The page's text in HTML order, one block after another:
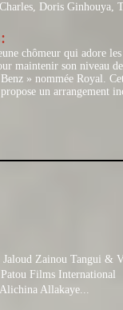
Doris Ginhouya,
chômeur qui adore
maintenir son niveau
» nommée Royal.
un arrangement
Jaloud Zainou Tangui &
Patou Films International
Allakaye...